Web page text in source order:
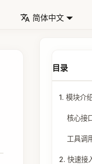
简体中文
1. 模块介
核心接
工具调
2. 快速接